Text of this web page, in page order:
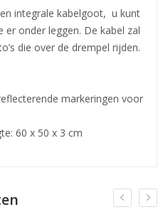
integrale kabelgoot, u kunt
er onder leggen. De kabel zal
die over de drempel rijden.
markeringen voor
60 x 50 x 3 cm